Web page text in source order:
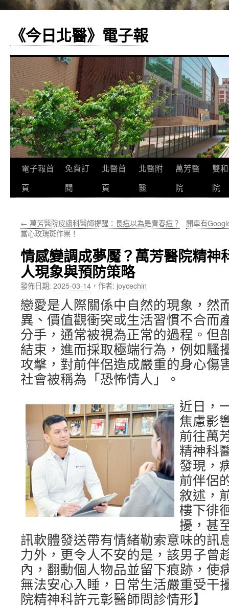
《今日北醫》電子報
跳
至
要
容
電子報首
頁
免費訂
閱
北醫首
頁
北醫附
醫
萬芳醫
院
雙
院
← 萬芳醫院皮膚科醫師提醒：長痘以為是青春痘？
當心玫瑰斑作祟！
開車有
情感變調成夢魘？萬芳醫院精神
人現象與預防策略
發佈日期: 2025-03-14 ， 作者: joycechin
戀愛是人際關係中自然的現象，然
異、價值觀衝突或生活習慣不合而
分手，通常被視為正常的過程。但
結束，進而採取極端行為，例如騷
攻擊，對前伴侶造成嚴重的身心傷
社會被稱為「恐怖情人」。
近日，
焦慮影
前往萬
精神科
發現，
前伴侶
敘述，
樓下徘
擾，甚
訊軟體發送帶有情緒勒索意味的訊
力外，更令人不安的是，該男子曾
內，翻動個人物品並留下痕跡，使
無法安心入睡，日常生活嚴重受干
院精神科許元彰醫師問診情形】